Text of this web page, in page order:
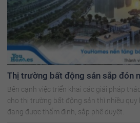
Thị trường bất động sản sắp đón
Bên cạnh việc triển khai các giải pháp
cho thị trường bất động sản thì nhiều
đang được thẩm định, sắp phê duyệt.